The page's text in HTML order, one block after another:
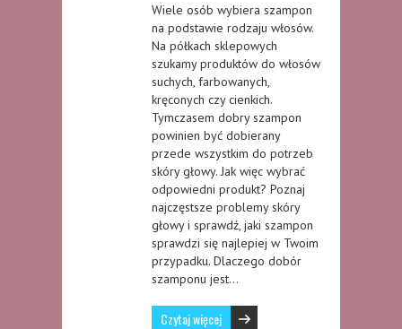
Wiele osób wybiera szampon
na podstawie rodzaju włosów.
Na półkach sklepowych
szukamy produktów do włosów
suchych, farbowanych,
kręconych czy cienkich.
Tymczasem dobry szampon
powinien być dobierany
przede wszystkim do potrzeb
skóry głowy. Jak więc wybrać
odpowiedni produkt? Poznaj
najczęstsze problemy skóry
głowy i sprawdź, jaki szampon
sprawdzi się najlepiej w Twoim
przypadku. Dlaczego dobór
szamponu jest…
Czytaj więcej